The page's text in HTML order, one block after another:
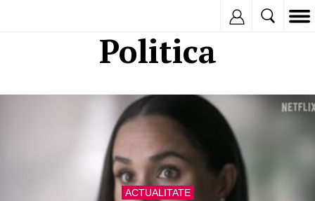
Politica
ACTUALITATE